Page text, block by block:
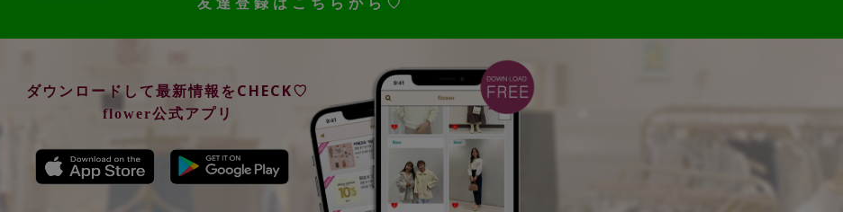
友達登録はこちらから♡
ダウンロードして最新情報をCHECK♡
flower公式アプリ